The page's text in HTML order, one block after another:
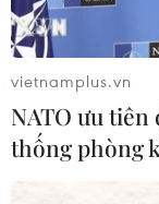
TIN CÙNG
Ngoại giao kinh
vietnamplus.vn
NATO ưu tiên
thống phòng